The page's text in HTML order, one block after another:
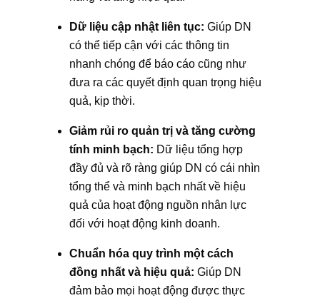
Dữ liệu cập nhật liên tục: Giúp DN
có thể tiếp cận với các thông tin
nhanh chóng để báo cáo cũng như
đưa ra các quyết định quan trọng hiệu
quả, kịp thời.
Giảm rủi ro quản trị và tăng cường
tính minh bạch: Dữ liệu tổng hợp
đầy đủ và rõ ràng giúp DN có cái nhìn
tổng thể và minh bạch nhất về hiệu
quả của hoạt động nguồn nhân lực
đối với hoạt động kinh doanh.
Chuẩn hóa quy trình một cách
đồng nhất và hiệu quả: Giúp DN
đảm bảo mọi hoạt động được thực